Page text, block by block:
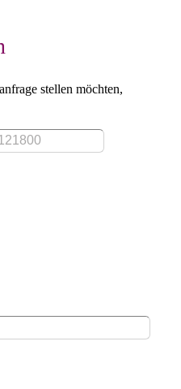
stellen möchten,